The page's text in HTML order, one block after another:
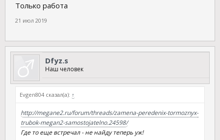
Только работа
21 июл 2019
Dfyz.s
Наш человек
Evgen804 сказал(а): ↑
http://megane2.ru/forum/threads/zamena-peredenix-tormoznyx-
trubok-megan2-samostojatelno.24598/
Где то еще встречал - не найду теперь уж!